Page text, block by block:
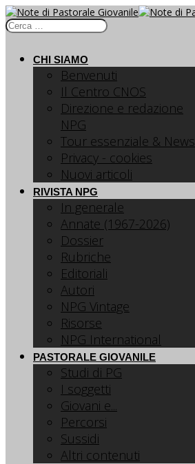
CHI SIAMO
Benvenuti
Il Centro CNOS
Direzione e redazione
NPG
Tour essenziale & News
Privacy - cookies
Nuovi articoli
RIVISTA NPG
In generale
Annate (1967-2026)
Dossier
Rubriche
Editoriali
Autori
NPG Vintage
Risorse
NPG International
PASTORALE GIOVANILE
Studi di PG
I soggetti
Giovani e...
Percorsi
Sussidi
Altri contenuti